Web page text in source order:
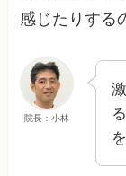
感じたりする
院長：小林